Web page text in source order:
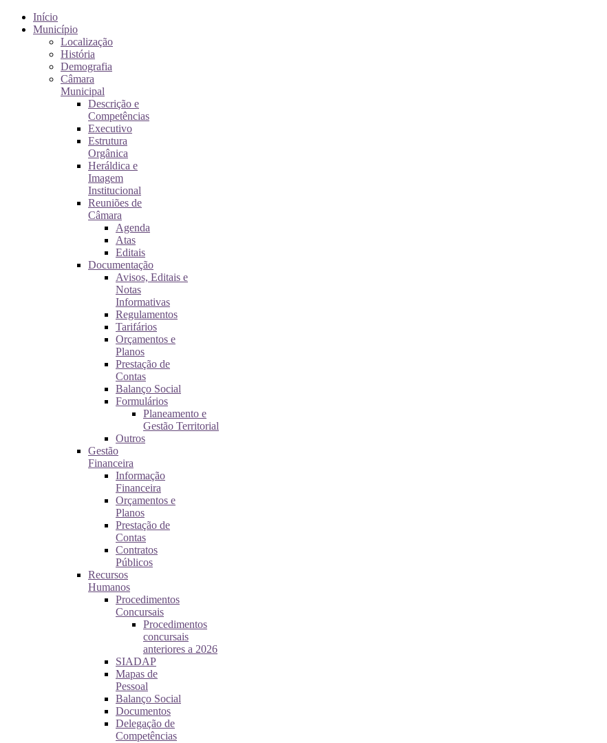
Início
Município
Localização
História
Demografia
Câmara
Municipal
Descrição e
Competências
Executivo
Estrutura
Orgânica
Heráldica e
Imagem
Institucional
Reuniões de
Câmara
Agenda
Atas
Editais
Documentação
Avisos, Editais e
Notas
Informativas
Regulamentos
Tarifários
Orçamentos e
Planos
Prestação de
Contas
Balanço Social
Formulários
Planeamento e
Gestão Territorial
Outros
Gestão
Financeira
Informação
Financeira
Orçamentos e
Planos
Prestação de
Contas
Contratos
Públicos
Recursos
Humanos
Procedimentos
Concursais
Procedimentos
concursais
anteriores a 2026
SIADAP
Mapas de
Pessoal
Balanço Social
Documentos
Delegação de
Competências